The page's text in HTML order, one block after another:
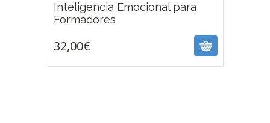
Inteligencia Emocional para
Formadores
32,00€